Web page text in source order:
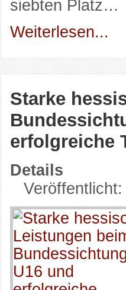
siebten Platz…
Weiterlesen...
Starke
erfolgreiche
Details